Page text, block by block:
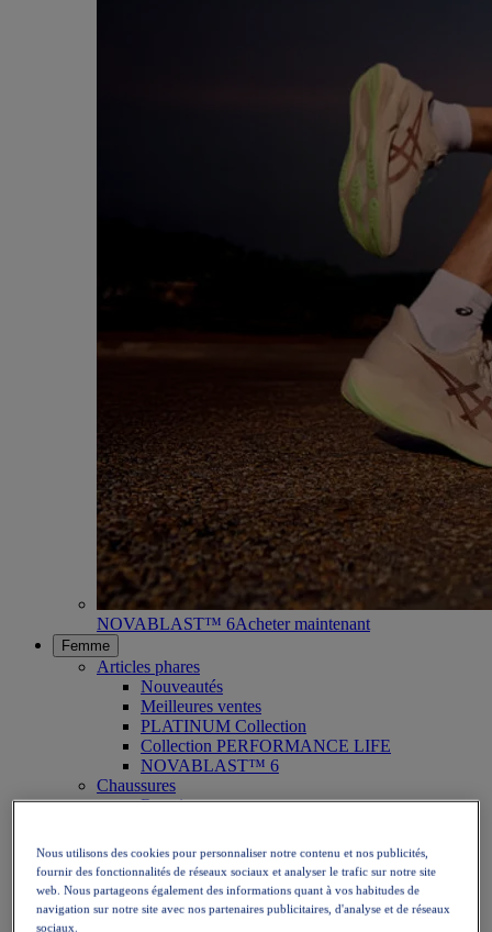
NOVABLAST™ 6Acheter maintenant
Femme
Articles phares
Nouveautés
Meilleures ventes
PLATINUM Collection
Collection PERFORMANCE LIFE
NOVABLAST™ 6
Chaussures
Running
Tennis
Volleyball
Handball
Padel
Nous utilisons des cookies pour personnaliser notre contenu et nos publicités,
fournir des fonctionnalités de réseaux sociaux et analyser le trafic sur notre site
web. Nous partageons également des informations quant à vos habitudes de
navigation sur notre site avec nos partenaires publicitaires, d'analyse et de réseaux
sociaux.